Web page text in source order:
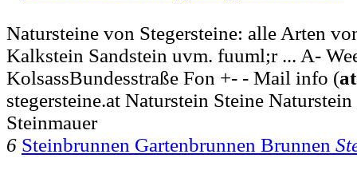
Natursteine von Stegersteine: alle Arten
Kalkstein Sandstein uvm. fuuml;r ... A-
KolsassBundesstraße Fon +- - Mail info (at
stegersteine.at Naturstein Steine Naturstein
Steinmauer
6 Steinbrunnen Gartenbrunnen Brunnen